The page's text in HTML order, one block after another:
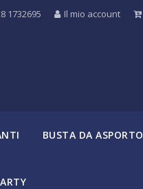
1732695 Il mio account
BUSTA DA ASPORTO